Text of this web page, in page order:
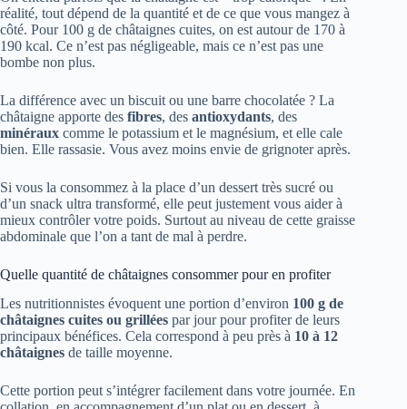
réalité, tout dépend de la quantité et de ce que vous mangez à
côté. Pour 100 g de châtaignes cuites, on est autour de 170 à
190 kcal. Ce n’est pas négligeable, mais ce n’est pas une
bombe non plus.
La différence avec un biscuit ou une barre chocolatée ? La
châtaigne apporte des fibres, des antioxydants, des
minéraux comme le potassium et le magnésium, et elle cale
bien. Elle rassasie. Vous avez moins envie de grignoter après.
Si vous la consommez à la place d’un dessert très sucré ou
d’un snack ultra transformé, elle peut justement vous aider à
mieux contrôler votre poids. Surtout au niveau de cette graisse
abdominale que l’on a tant de mal à perdre.
Quelle quantité de châtaignes consommer pour en profiter
Les nutritionnistes évoquent une portion d’environ 100 g de
châtaignes cuites ou grillées par jour pour profiter de leurs
principaux bénéfices. Cela correspond à peu près à 10 à 12
châtaignes de taille moyenne.
Cette portion peut s’intégrer facilement dans votre journée. En